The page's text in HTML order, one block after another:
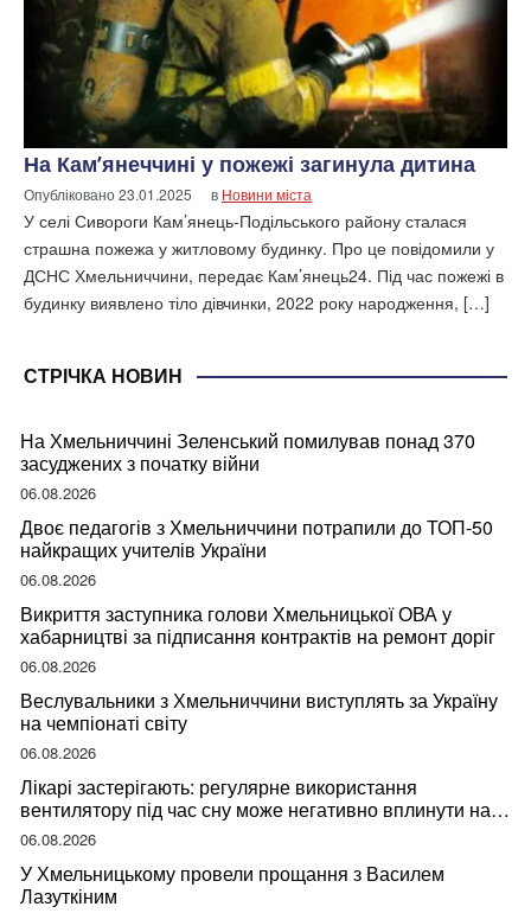
На Кам’янеччині у пожежі загинула дитина
Опубліковано23.01.2025 в Новини міста
У селі Сивороги Кам’янець-Подільського району сталася
страшна пожежа у житловому будинку. Про це повідомили у
ДСНС Хмельниччини, передає Кам’янець24. Під час пожежі в
будинку виявлено тіло дівчинки, 2022 року народження, […]
СТРІЧКА НОВИН
На Хмельниччині Зеленський помилував понад 370
засуджених з початку війни
06.08.2026
Двоє педагогів з Хмельниччини потрапили до ТОП-50
найкращих учителів України
06.08.2026
Викриття заступника голови Хмельницької ОВА у
хабарництві за підписання контрактів на ремонт доріг
06.08.2026
Веслувальники з Хмельниччини виступлять за Україну
на чемпіонаті світу
06.08.2026
Лікарі застерігають: регулярне використання
вентилятору під час сну може негативно вплинути на
ваше здоров’я
06.08.2026
У Хмельницькому провели прощання з Василем
Лазуткіним